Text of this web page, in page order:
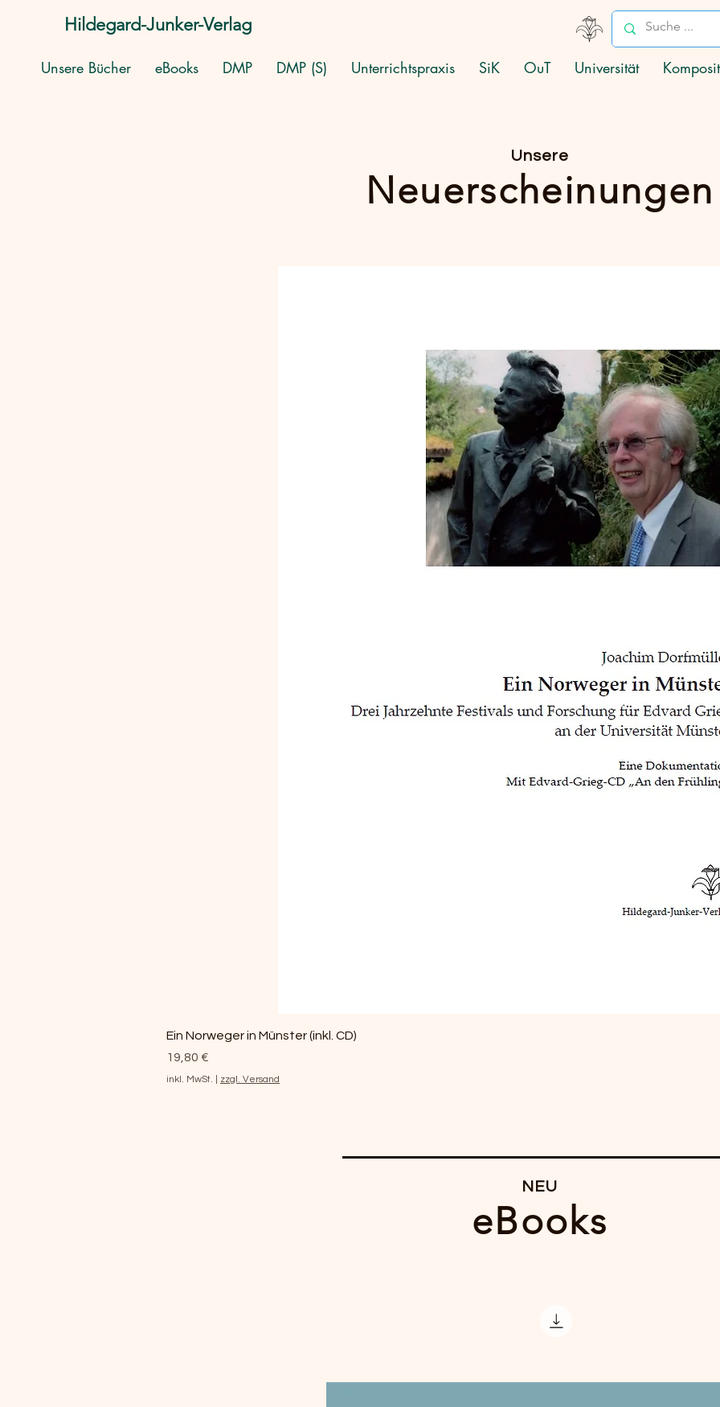
Hildegard-Junker-Verlag
Unsere Bücher eBooks DMP DMP (S) Unterrichtspraxis SiK OuT Universität
Unsere
Neuerscheinungen
Ein Norweger in Münster (inkl. CD)
Preis
19,80 €
inkl. MwSt. zzgl. Versand
NEU
eBooks